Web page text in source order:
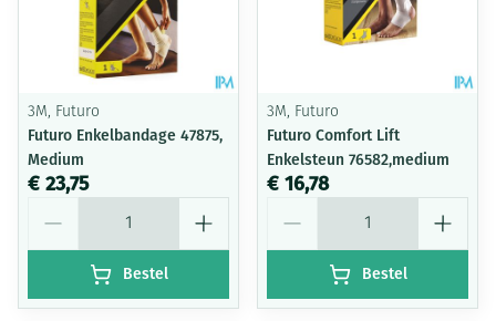
3M, Futuro
Futuro Enkelbandage 47875,
Medium
€ 23,75
Bestel
3M, Futuro
Futuro Comfort Lift
Enkelsteun 76582,medium
€ 16,78
Bestel